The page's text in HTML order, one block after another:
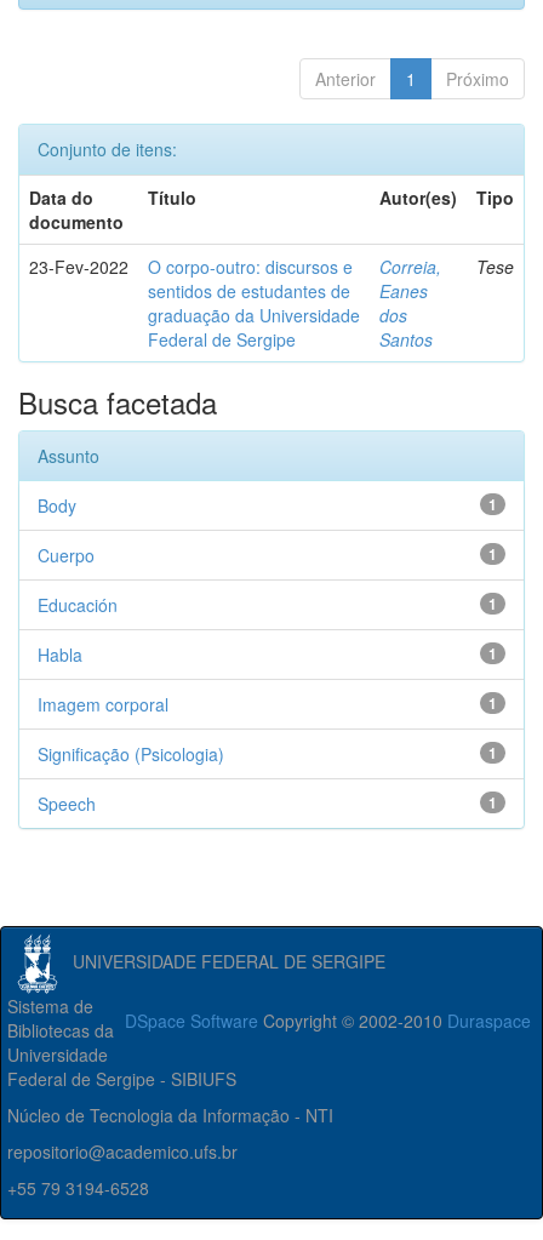
Anterior 1 Próximo
Conjunto de itens:
Data do
documento
Título Autor(es) Tipo
23-Fev-2022
O corpo-outro: discursos e
sentidos de estudantes de
graduação da Universidade
Federal de Sergipe
Correia,
Eanes
dos
Santos
Tese
Busca facetada
Assunto
1
Body
1
Cuerpo
1
Educación
1
Habla
1
Imagem corporal
1
Significação (Psicologia)
1
Speech
UNIVERSIDADE FEDERAL DE SERGIPE
DSpace Software Copyright © 2002-2010 Duraspace
Sistema de
Bibliotecas da
Universidade
Federal de Sergipe - SIBIUFS
Núcleo de Tecnologia da Informação - NTI
repositorio@academico.ufs.br
+55 79 3194-6528